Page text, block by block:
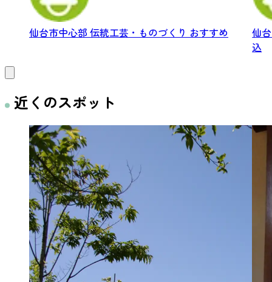
仙台市中心部 伝統工芸・ものづくり おすすめ
仙
込
近くのスポット